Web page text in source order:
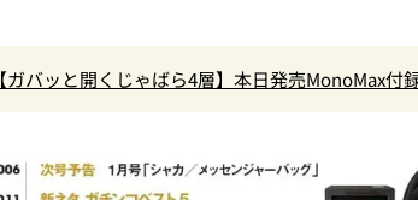
【ガバッと開くじゃばら4層】本日発売MonoMax